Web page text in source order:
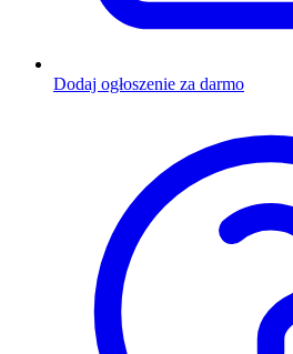
Dodaj ogłoszenie za darmo